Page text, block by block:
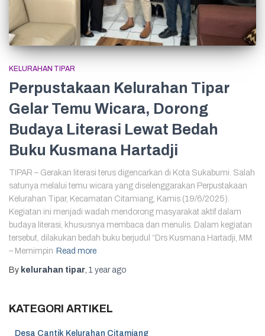
KELURAHAN TIPAR
Perpustakaan Kelurahan Tipar
Gelar Temu Wicara, Dorong
Budaya Literasi Lewat Bedah
Buku Kusmana Hartadji
TIPAR – Gerakan literasi terus digencarkan di Kota Sukabumi. Salah
satunya melalui temu wicara yang diselenggarakan Perpustakaan
Kelurahan Tipar, Kecamatan Citamiang, Kamis (19/6/2025).
Kegiatan ini menjadi wadah mendorong masyarakat aktif dalam
budaya literasi, khususnya membaca dan menulis. Dalam kegiatan
tersebut, dilakukan bedah buku berjudul “Drs Kusmana Hartadji, MM
– Memimpin Read more
By kelurahan tipar 1 yearago
KATEGORI ARTIKEL
Desa Cantik Kelurahan Citamiang